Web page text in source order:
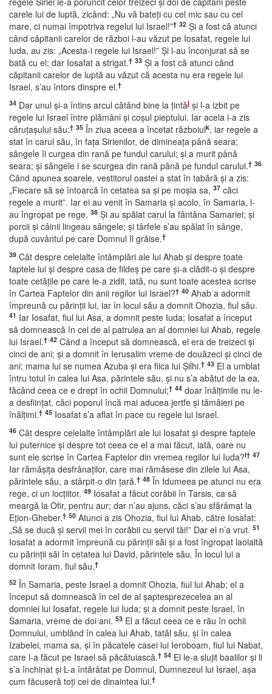
carele lui de luptă, zicând: „Nu vă bateţi cu cel mic sau cu cel
mare, ci numai împotriva regelui lui Israel!”† 32 Şi a fost că atunci
când căpitanii carelor de război l-au văzut pe Iosafat, regele lui
Iuda, au zis: „Acesta-i regele lui Israel!” Şi l-au înconjurat să se
bată cu el; dar Iosafat a strigat.† 33 Şi a fost că atunci când
căpitanii carelor de luptă au văzut că acesta nu era regele lui
Israel, s’au întors dinspre el.†
34 Dar unul şi-a întins arcul cătând bine la ţintăj şi l-a izbit pe
regele lui Israel între plămâni şi coşul pieptului. Iar acela i-a zis
căruţaşului său:† 35 În ziua aceea a încetat războiulk, iar regele a
stat în carul său, în faţa Sirienilor, de dimineaţa până seara;
sângele îi curgea din rană pe fundul carului; şi a murit până
seara; şi sângele i se scurgea din rană până pe fundul carului.† 36
Când apunea soarele, vestitorul oastei a stat în tabără şi a zis:
„Fiecare să se întoarcă în cetatea sa şi pe moşia sa, 37 căci
regele a murit”. Iar ei au venit în Samaria şi acolo, în Samaria, l-
au îngropat pe rege. 38 Şi au spălat carul la fântâna Samariei; şi
porcii şi câinii lingeau sângele; şi târfele s’au spălat în sânge,
după cuvântul pe care Domnul îl grăise.†
39 Cât despre celelalte întâmplări ale lui Ahab şi despre toate
faptele lui şi despre casa de fildeş pe care şi-a clădit-o şi despre
toate cetăţile pe care le-a zidit, iată, nu sunt toate acestea scrise
în Cartea Faptelor din anii regilor lui Israel?† 40 Ahab a adormit
împreună cu părinţii lui, iar în locul său a domnit Ohozia, fiul său.
41 Iar Iosafat, fiul lui Asa, a domnit peste Iuda; Iosafat a început
să domnească în cel de al patrulea an al domniei lui Ahab, regele
lui Israel.† 42 Când a început să domnească, el era de treizeci şi
cinci de ani; şi a domnit în Ierusalim vreme de douăzeci şi cinci de
ani; mama lui se numea Azuba şi era fiica lui Şilhi.† 43 El a umblat
întru totul în calea lui Asa, părintele său, şi nu s’a abătut de la ea,
făcând ceea ce e drept în ochii Domnului;† 44 doar înălţimile nu le-
a desfiinţat, căci poporul încă mai aducea jertfe şi tămâieri pe
înălţimi.† 45 Iosafat s’a aflat în pace cu regele lui Israel.
46 Cât despre celelalte întâmplări ale lui Iosafat şi despre faptele
lui puternice şi despre tot ceea ce el a mai făcut, iată, oare nu
sunt ele scrise în Cartea Faptelor din vremea regilor lui Iuda?l† 47
Iar rămăşiţa desfrânaţilor, care mai rămăsese din zilele lui Asa,
părintele său, a stârpit-o din ţară.† 48 În Idumeea pe atunci nu era
rege, ci un locţiitor. 49 Iosafat a făcut corăbii în Tarsis, ca să
meargă la Ofir, pentru aur; dar n’au ajuns, căci s’au sfărâmat la
Eţion-Gheber.† 50 Atunci a zis Ohozia, fiul lui Ahab, către Iosafat:
„Să se ducă şi servii mei în corăbii cu servii tăi!” Dar el n’a vrut. 51
Iosafat a adormit împreună cu părinţii săi şi a fost îngropat laolaltă
cu părinţii săi în cetatea lui David, părintele său. În locul lui a
domnit Ioram, fiul său.†
52 În Samaria, peste Israel a domnit Ohozia, fiul lui Ahab; el a
început să domnească în cel de al şaptesprezecelea an al
domniei lui Iosafat, regele lui Iuda; şi a domnit peste Israel, în
Samaria, vreme de doi ani. 53 El a făcut ceea ce e rău în ochii
Domnului, umblând în calea lui Ahab, tatăl său, şi în calea
Izabelei, mama sa, şi în păcatele casei lui Ieroboam, fiul lui Nabat,
care l-a făcut pe Israel să păcătuiască.† 54 El le-a slujit baalilor şi li
s’a închinat şi L-a întărâtat pe Domnul, Dumnezeul lui Israel, aşa
cum făcuseră toţi cei de dinaintea lui.†